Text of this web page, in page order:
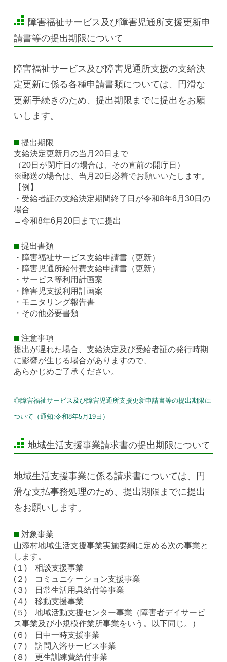
障害福祉サービス及び障害児通所支援更新申
請書等の提出期限について
障害福祉サービス及び障害児通所支援の支給決
定更新に係る各種申請書類については、円滑な
更新手続きのため、提出期限までに提出をお願
いします。
提出期限
支給決定更新月の当月20日まで
（20日が閉庁日の場合は、その直前の開庁日）
※郵送の場合は、当月20日必着でお願いいたします。
【例】
・受給者証の支給決定期間終了日が令和8年6月30日の
場合
→令和8年6月20日までに提出
提出書類
・障害福祉サービス支給申請書（更新）
・障害児通所給付費支給申請書（更新）
・サービス等利用計画案
・障害児支援利用計画案
・モニタリング報告書
・その他必要書類
注意事項
提出が遅れた場合、支給決定及び受給者証の発行時期
に影響が生じる場合がありますので、
あらかじめご了承ください。
◎障害福祉サービス及び障害児通所支援更新申請書等の提出期限に
ついて（通知:令和8年5月19日）
地域生活支援事業請求書の提出期限について
地域生活支援事業に係る請求書については、円
滑な支払事務処理のため、提出期限までに提出
をお願いします。
対象事業
山添村地域生活支援事業実施要綱に定める次の事業と
します。
(１) 相談支援事業
(２) コミュニケーション支援事業
(３) 日常生活用具給付等事業
(４) 移動支援事業
(５) 地域活動支援センター事業（障害者デイサービ
ス事業及び小規模作業所事業をいう。以下同じ。）
(６) 日中一時支援事業
(７) 訪問入浴サービス事業
(８) 更生訓練費給付事業